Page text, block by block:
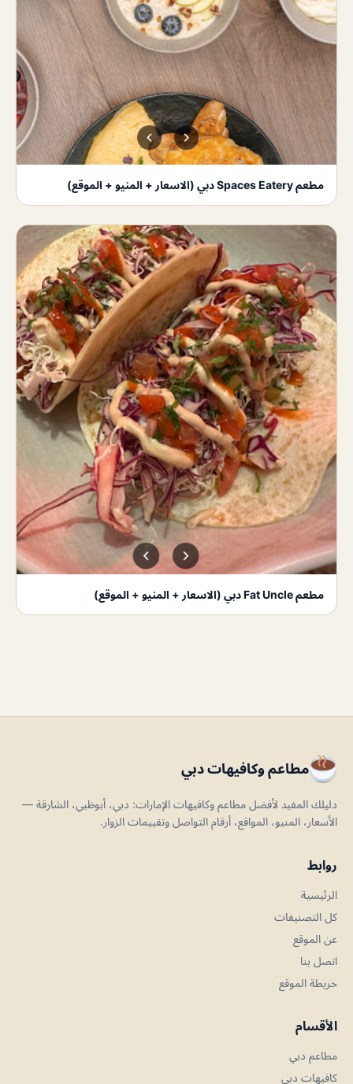
مطعم Spaces Eatery دبي (الاسعار + المنيو + الموقع)
مطعم Fat Uncle دبي (الاسعار + المنيو + الموقع)
مطاعم وكافيهات دبي
دليلك المفيد لأفضل مطاعم وكافيهات الإمارات: دبي، أبوظبي، الشارقة —
الأسعار، المنيو، المواقع، أرقام التواصل وتقييمات الزوار.
روابط
الرئيسية
كل التصنيفات
عن الموقع
اتصل بنا
خريطة الموقع
الأقسام
مطاعم دبي
كافيهات دبي